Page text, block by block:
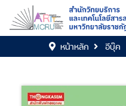
หน้าหลัก อีบุ๊ค